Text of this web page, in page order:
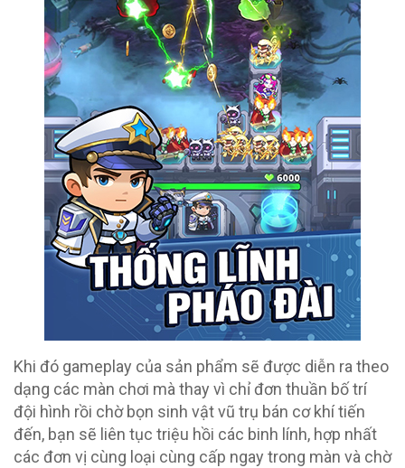
Khi đó gameplay của sản phẩm sẽ được diễn ra theo
dạng các màn chơi mà thay vì chỉ đơn thuần bố trí
đội hình rồi chờ bọn sinh vật vũ trụ bán cơ khí tiến
đến, bạn sẽ liên tục triệu hồi các binh lính, hợp nhất
các đơn vị cùng loại cùng cấp ngay trong màn và chờ